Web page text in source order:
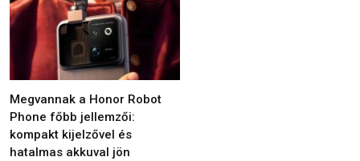
Megvannak a Honor Robot
Phone főbb jellemzői:
kompakt kijelzővel és
hatalmas akkuval jön